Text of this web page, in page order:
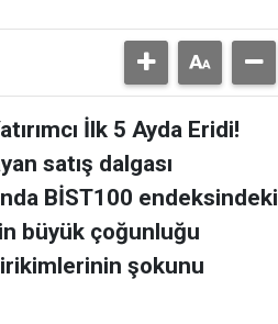
İlk 5 Ayda Eridi!
satış dalgası
BİST100 endeksindeki
büyük çoğunluğu
şokunu